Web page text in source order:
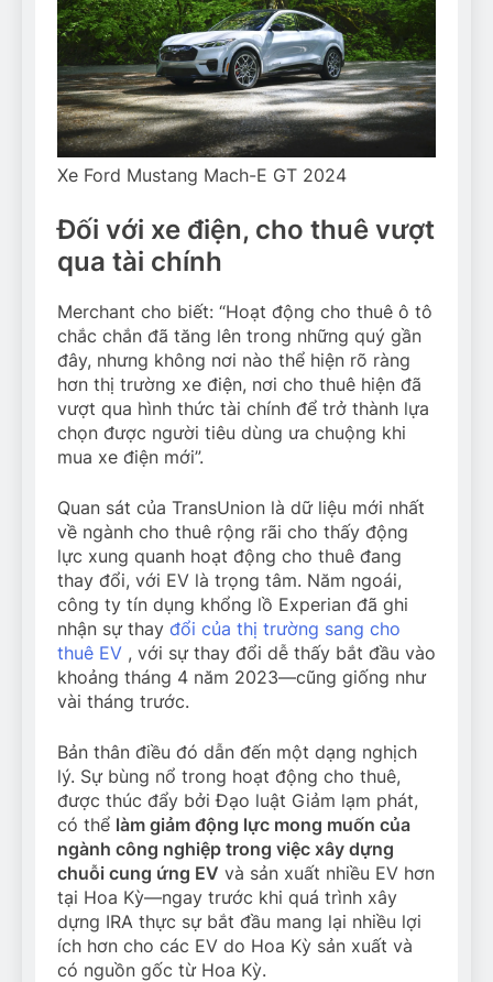
Xe Ford Mustang Mach-E GT 2024
Đối với xe điện, cho thuê vượt
qua tài chính
Merchant cho biết: “Hoạt động cho thuê ô tô
chắc chắn đã tăng lên trong những quý gần
đây, nhưng không nơi nào thể hiện rõ ràng
hơn thị trường xe điện, nơi cho thuê hiện đã
vượt qua hình thức tài chính để trở thành lựa
chọn được người tiêu dùng ưa chuộng khi
mua xe điện mới”.
Quan sát của TransUnion là dữ liệu mới nhất
về ngành cho thuê rộng rãi cho thấy động
lực xung quanh hoạt động cho thuê đang
thay đổi, với EV là trọng tâm. Năm ngoái,
công ty tín dụng khổng lồ Experian đã ghi
nhận sự thay đổi của thị trường sang cho
thuê EV , với sự thay đổi dễ thấy bắt đầu vào
khoảng tháng 4 năm 2023—cũng giống như
vài tháng trước.
Bản thân điều đó dẫn đến một dạng nghịch
lý. Sự bùng nổ trong hoạt động cho thuê,
được thúc đẩy bởi Đạo luật Giảm lạm phát,
có thể làm giảm động lực mong muốn của
ngành công nghiệp trong việc xây dựng
chuỗi cung ứng EV và sản xuất nhiều EV hơn
tại Hoa Kỳ—ngay trước khi quá trình xây
dựng IRA thực sự bắt đầu mang lại nhiều lợi
ích hơn cho các EV do Hoa Kỳ sản xuất và
có nguồn gốc từ Hoa Kỳ.